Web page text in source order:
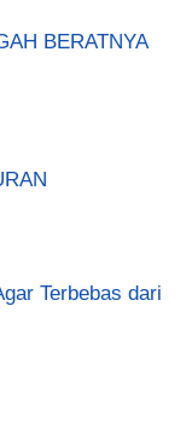
BERATNYA
Terbebas dari